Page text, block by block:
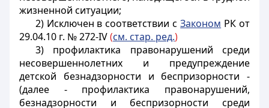
жизненной ситуации;
2) Исключен в соответствии сЗаконом РК от
29.04.10 г. № 272-IV(см. стар. ред.)
3) профилактика правонарушений среди
несовершеннолетних и предупреждение
детской безнадзорности и беспризорности -
(далее - профилактика правонарушений,
безнадзорности и беспризорности среди